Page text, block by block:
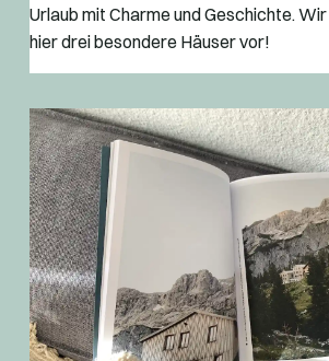
Urlaub mit Charme und Geschichte.
hier drei besondere Häuser vor!